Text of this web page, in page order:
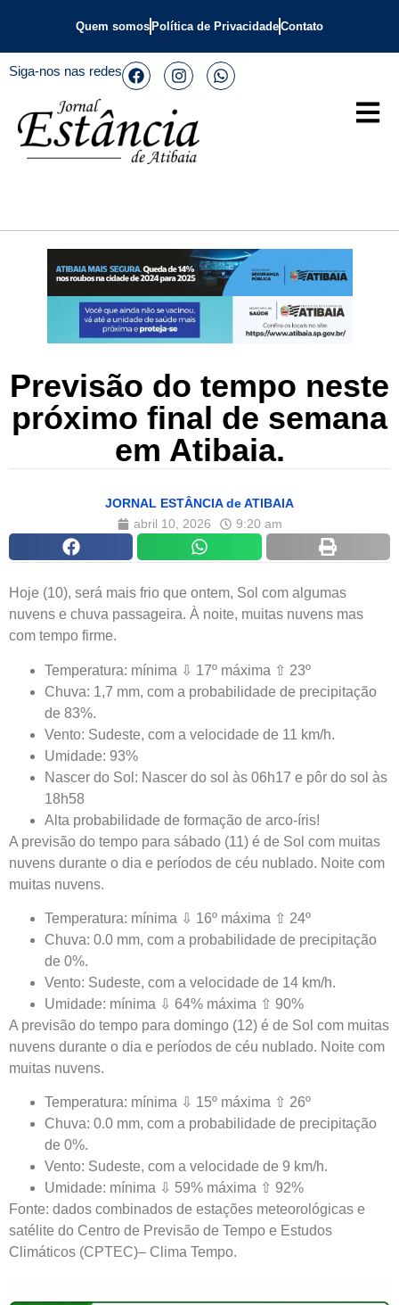
Quem somos Política de PrivacidadeContato
Siga-nos nas redes
Previsão do tempo neste
próximo final de semana
em Atibaia.
JORNAL ESTÂNCIA de ATIBAIA
abril 10, 2026
9:20 am
Hoje (10), será mais frio que ontem, Sol com algumas
nuvens e chuva passageira. À noite, muitas nuvens mas
com tempo firme.
Temperatura: mínima ⇩ 17º máxima ⇧ 23º
Chuva: 1,7 mm, com a probabilidade de precipitação
de 83%.
Vento: Sudeste, com a velocidade de 11 km/h.
Umidade: 93%
Nascer do Sol: Nascer do sol às 06h17 e pôr do sol às
18h58
Alta probabilidade de formação de arco-íris!
A previsão do tempo para sábado (11) é de Sol com muitas
nuvens durante o dia e períodos de céu nublado. Noite com
muitas nuvens.
Temperatura: mínima ⇩ 16º máxima ⇧ 24º
Chuva: 0.0 mm, com a probabilidade de precipitação
de 0%.
Vento: Sudeste, com a velocidade de 14 km/h.
Umidade: mínima ⇩ 64% máxima ⇧ 90%
A previsão do tempo para domingo (12) é de Sol com muitas
nuvens durante o dia e períodos de céu nublado. Noite com
muitas nuvens.
Temperatura: mínima ⇩ 15º máxima ⇧ 26º
Chuva: 0.0 mm, com a probabilidade de precipitação
de 0%.
Vento: Sudeste, com a velocidade de 9 km/h.
Umidade: mínima ⇩ 59% máxima ⇧ 92%
Fonte: dados combinados de estações meteorológicas e
satélite do Centro de Previsão de Tempo e Estudos
Climáticos (CPTEC)– Clima Tempo.